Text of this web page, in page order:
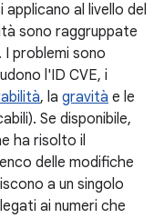
applicano al livello del
sono raggruppate
problemi sono
l'ID CVE, i
, la gravità e le
Se disponibile,
ha risolto il
delle modifiche
a un singolo
ai numeri che